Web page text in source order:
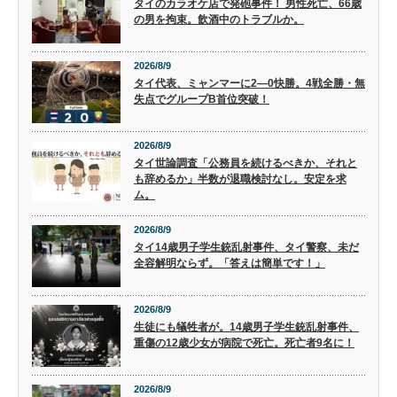
タイのカラオケ店で発砲事件！ 男性死亡、66歳
の男を拘束。飲酒中のトラブルか。
2026/8/9
タイ代表、ミャンマーに2―0快勝。4戦全勝・無
失点でグループB首位突破！
2026/8/9
タイ世論調査「公務員を続けるべきか、それと
も辞めるか」半数が退職検討なし。安定を求
ム。
2026/8/9
タイ14歳男子学生銃乱射事件、タイ警察、未だ
全容解明ならず。「答えは簡単です！」
2026/8/9
生徒にも犠牲者が。14歳男子学生銃乱射事件、
重傷の12歳少女が病院で死亡。死亡者9名に！
2026/8/9